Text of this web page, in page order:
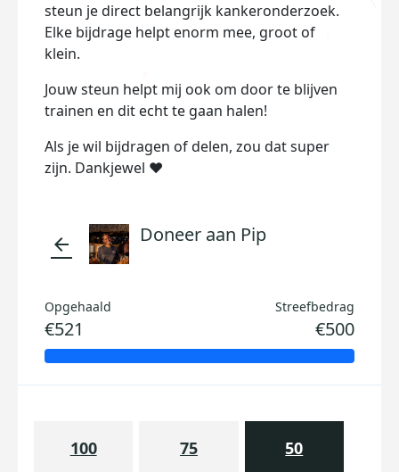
steun je direct belangrijk kankeronderzoek.
Elke bijdrage helpt enorm mee, groot of
klein.
Jouw steun helpt mij ook om door te blijven
trainen en dit echt te gaan halen!
Als je wil bijdragen of delen, zou dat super
zijn. Dankjewel ❤️
arrow_back Doneer aan Pip
Opgehaald
€521
Streefbedrag
€500
100 75 50